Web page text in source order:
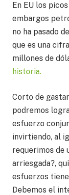
En EU los
embargos
no ha pasado
que es una
millones de
historia.
Corto de
podremos
esfuerzo
invirtiendo, al
requerimos de
arriesgada?,
esfuerzos
Debemos el